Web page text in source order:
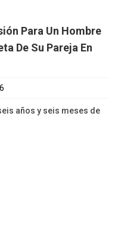
Para Un Hombre
De Su Pareja En
años y seis meses de